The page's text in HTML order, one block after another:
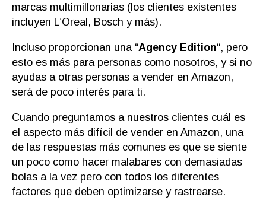
marcas multimillonarias (los clientes existentes
incluyen L’Oreal, Bosch y más).
Incluso proporcionan una “Agency Edition“, pero
esto es más para personas como nosotros, y si no
ayudas a otras personas a vender en Amazon,
será de poco interés para ti.
Cuando preguntamos a nuestros clientes cuál es
el aspecto más difícil de vender en Amazon, una
de las respuestas más comunes es que se siente
un poco como hacer malabares con demasiadas
bolas a la vez pero con todos los diferentes
factores que deben optimizarse y rastrearse.